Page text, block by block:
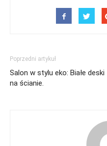
Poprzedni artykuł
Salon w stylu eko: Białe deski
na ścianie.